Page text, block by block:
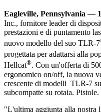
Eagleville, Pennsylvania —
Inc., fornitore leader di
prestazioni e di puntamento
nuovo modello del suo TLR-7
progettata per adattarsi alla
Hellcat®. Con un'offerta di
ergonomico on/off, la nuova
crescente di modelli TLR-7
subcompatte su rotaia. Pistole.
"L'ultima aggiunta alla nostra